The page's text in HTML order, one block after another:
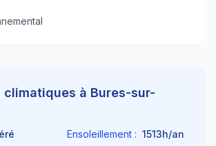
climatiques à Bures-sur-
Ensoleillement : 1513h/an